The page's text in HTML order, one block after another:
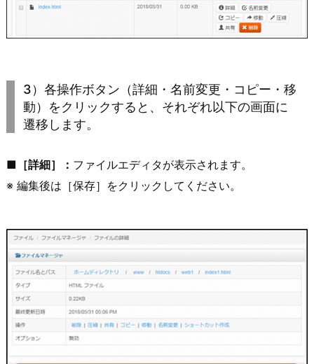
3）各操作ボタン（詳細・名前変更・コピー・移
動）をクリックすると、それぞれ以下の画面に
遷移します。
■［詳細］： ファイルエディタが表示されます。
※ 編集後は［保存］をクリックしてください。